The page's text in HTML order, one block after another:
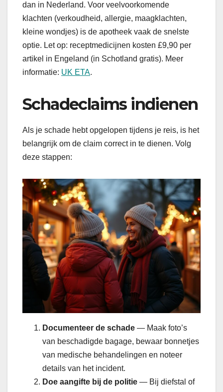
dan in Nederland. Voor veelvoorkomende
klachten (verkoudheid, allergie, maagklachten,
kleine wondjes) is de apotheek vaak de snelste
optie. Let op: receptmedicijnen kosten £9,90 per
artikel in Engeland (in Schotland gratis). Meer
informatie: UK ETA.
Schadeclaims indienen
Als je schade hebt opgelopen tijdens je reis, is het
belangrijk om de claim correct in te dienen. Volg
deze stappen:
Documenteer de schade — Maak foto’s
van beschadigde bagage, bewaar bonnetjes
van medische behandelingen en noteer
details van het incident.
Doe aangifte bij de politie — Bij diefstal of